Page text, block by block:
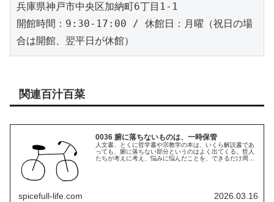
兵庫県神戸市中央区加納町6丁目1-1
開館時間：9:30-17:00 / 休館日：月曜（祝日の場
合は開館、翌平日が休館）
関連百汁百菜
0036 腑に落ちないものは、一時保管
人文書、とくに哲学書や宗教学の本は、いくら解説書であ
っても、腑に落ちない部分というのはよく出てくる。哲人
たちが考えに考え、悩みに悩んだことを、できるだけ周り
spicefull-life.com 2026.03.16